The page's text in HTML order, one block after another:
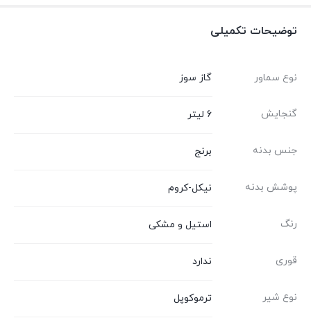
توضیحات تکمیلی
نوع سماور گاز سوز
گنجایش 6 لیتر
جنس بدنه برنج
پوشش بدنه نیکل-کروم
رنگ استیل و مشکی
قوری ندارد
نوع شیر ترموکوپل